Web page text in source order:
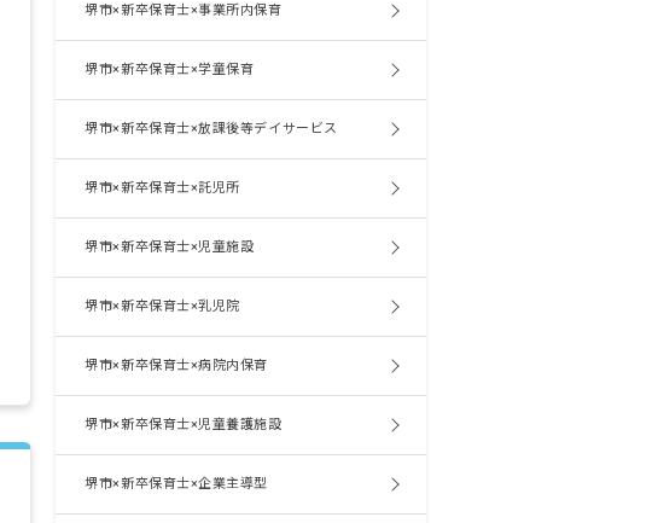
堺市×新卒保育士×事業所内保育
堺市×新卒保育士×学童保育
堺市×新卒保育士×放課後等デイサービス
堺市×新卒保育士×託児所
堺市×新卒保育士×児童施設
堺市×新卒保育士×乳児院
堺市×新卒保育士×病院内保育
堺市×新卒保育士×児童養護施設
堺市×新卒保育士×企業主導型